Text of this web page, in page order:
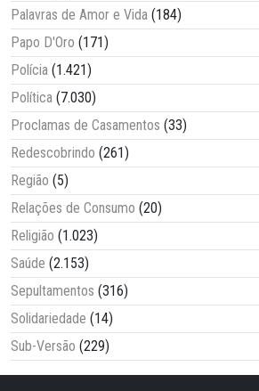
Palavras de Amor e Vida (184)
Papo D'Oro (171)
Polícia (1.421)
Política (7.030)
Proclamas de Casamentos (33)
Redescobrindo (261)
Região (5)
Relações de Consumo (20)
Religião (1.023)
Saúde (2.153)
Sepultamentos (316)
Solidariedade (14)
Sub-Versão (229)